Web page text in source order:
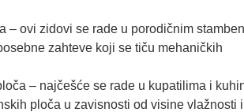
– ovi zidovi se rade u porodičnim
zahteve koji se tiču mehaničkih
– najčešće se rade u kupatilima i
ploča u zavisnosti od visine vlažnosti i